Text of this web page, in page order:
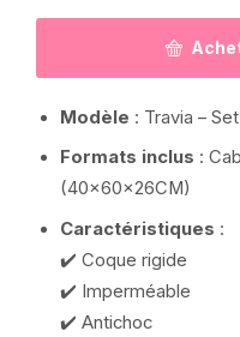
Modèle : Travia –
Formats inclus :
(40x60x26CM)
Caractéristiques :
✔️ Coque rigide
✔️ Imperméable
✔️ Antichoc